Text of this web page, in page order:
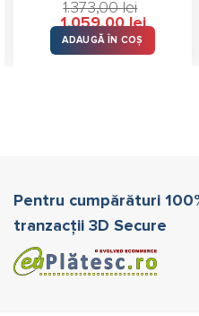
1.373,00lei
Prețul
a
fost:
1.059,00leiPrețul
curent
1.059,00
ADAUGĂ ÎN COȘ
Pentru cumpărături
tranzacții 3D Secure